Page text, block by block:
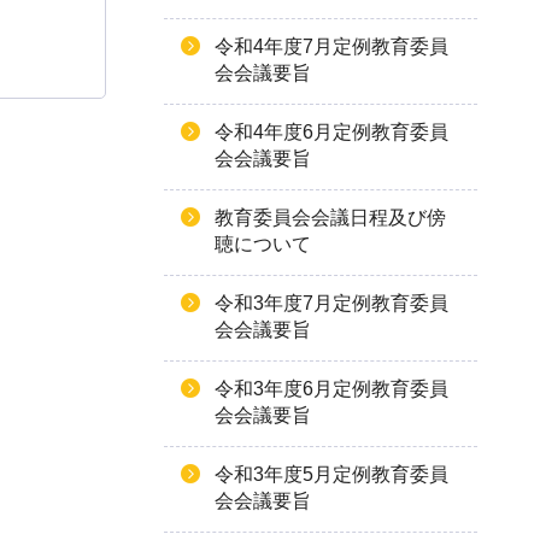
令和4年度7月定例教育委員
会会議要旨
令和4年度6月定例教育委員
会会議要旨
教育委員会会議日程及び傍
聴について
令和3年度7月定例教育委員
会会議要旨
令和3年度6月定例教育委員
会会議要旨
令和3年度5月定例教育委員
会会議要旨